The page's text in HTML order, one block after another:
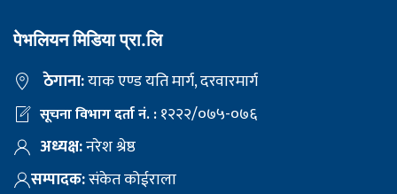
पेभलियन मिडिया प्रा.लि
ठेगाना:याक एण्ड यति मार्ग, दरवारमार्ग
सूचना विभाग दर्ता नं. :१२२२/०७५-०७६
अध्यक्ष:नरेश श्रेष्ठ
सम्पादक:संकेत कोईराला